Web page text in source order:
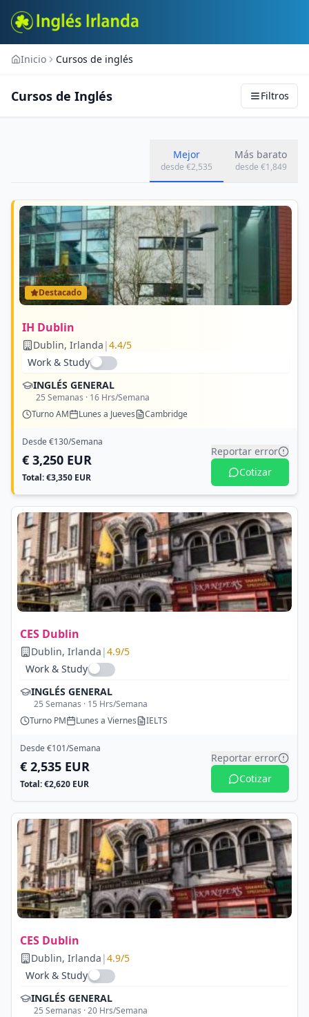
Inicio Cursos de inglés
Cursos de Inglés Filtros
Comparativa de Programas Disponibles
Mejor
desde €2,535
Más barato
desde €1,849
Destacado
IH Dublin
Dublin, Irlanda |4.4/5
Work & Study
INGLÉS GENERAL
25 Semanas · 16 Hrs/Semana
TurnoAM Lunes a Jueves Cambridge
Desde €130/Semana
€ 3,250 EUR
Total: €3,350 EUR
Reportar error
Cotizar
CES Dublin
Dublin, Irlanda |4.9/5
Work & Study
INGLÉS GENERAL
25 Semanas · 15 Hrs/Semana
Turno PM Lunes a Viernes IELTS
Desde €101/Semana
€ 2,535 EUR
Total: €2,620 EUR
Reportar error
Cotizar
CES Dublin
Dublin, Irlanda |4.9/5
Work & Study
INGLÉS GENERAL
25 Semanas ·20 Hrs/Semana